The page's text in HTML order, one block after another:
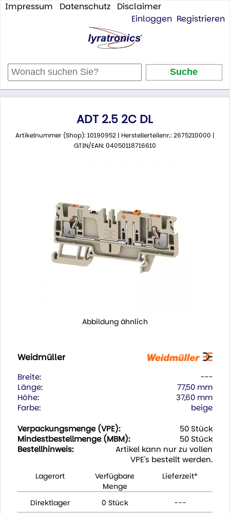
Impressum Datenschutz
Disclaimer
Einloggen Registrieren
ADT 2.5 2C DL
Artikelnummer (Shop): 10190952 | Herstellerteilenr.: 2675210000 |
GTIN/EAN: 04050118716610
Abbildung ähnlich
Weidmüller
Breite:
---
Länge:
77,50 mm
Höhe:
37,60 mm
Farbe:
beige
Verpackungsmenge (VPE):
50 Stück
Mindestbestellmenge (MBM):
50 Stück
Bestellhinweis:
Artikel kann nur zu vollen
VPE's bestellt werden.
Lagerort
Verfügbare
Menge
Lieferzeit*
Direktlager 0 Stück ---